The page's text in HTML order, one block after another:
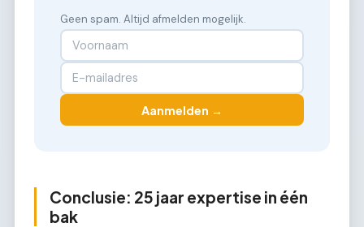
Geen spam. Altijd afmelden mogelijk.
Aanmelden →
Conclusie: 25 jaar expertise in één
bak